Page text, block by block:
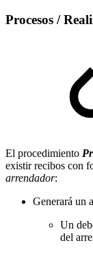
Procesos /
El procedimiento
existir recibos con
arrendador:
Generará un
Un
del